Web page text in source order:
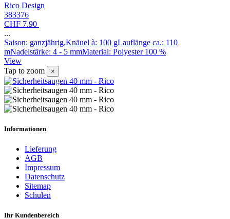
Rico Design
383376
CHF 7.90
...
Saison: ganzjährig,Knäuel à: 100 gLauflänge ca.: 110
mNadelstärke: 4 - 5 mmMaterial: Polyester 100 %
View
Tap to zoom
×
Informationen
Lieferung
AGB
Impressum
Datenschutz
Sitemap
Schulen
Ihr Kundenbereich